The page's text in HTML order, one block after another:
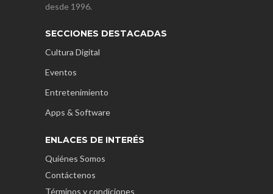
desde 1996.
SECCIONES DESTACADAS
Cultura Digital
Eventos
Entretenimiento
Apps & Software
ENLACES DE INTERÉS
Quiénes Somos
Contáctenos
Términos y condiciones